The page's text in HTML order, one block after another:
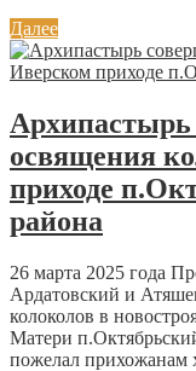
Далее
освящения
приходе
района
26 марта 2025 года
Ардатовский и
колоколов в
Матери
пожелал прихожанам